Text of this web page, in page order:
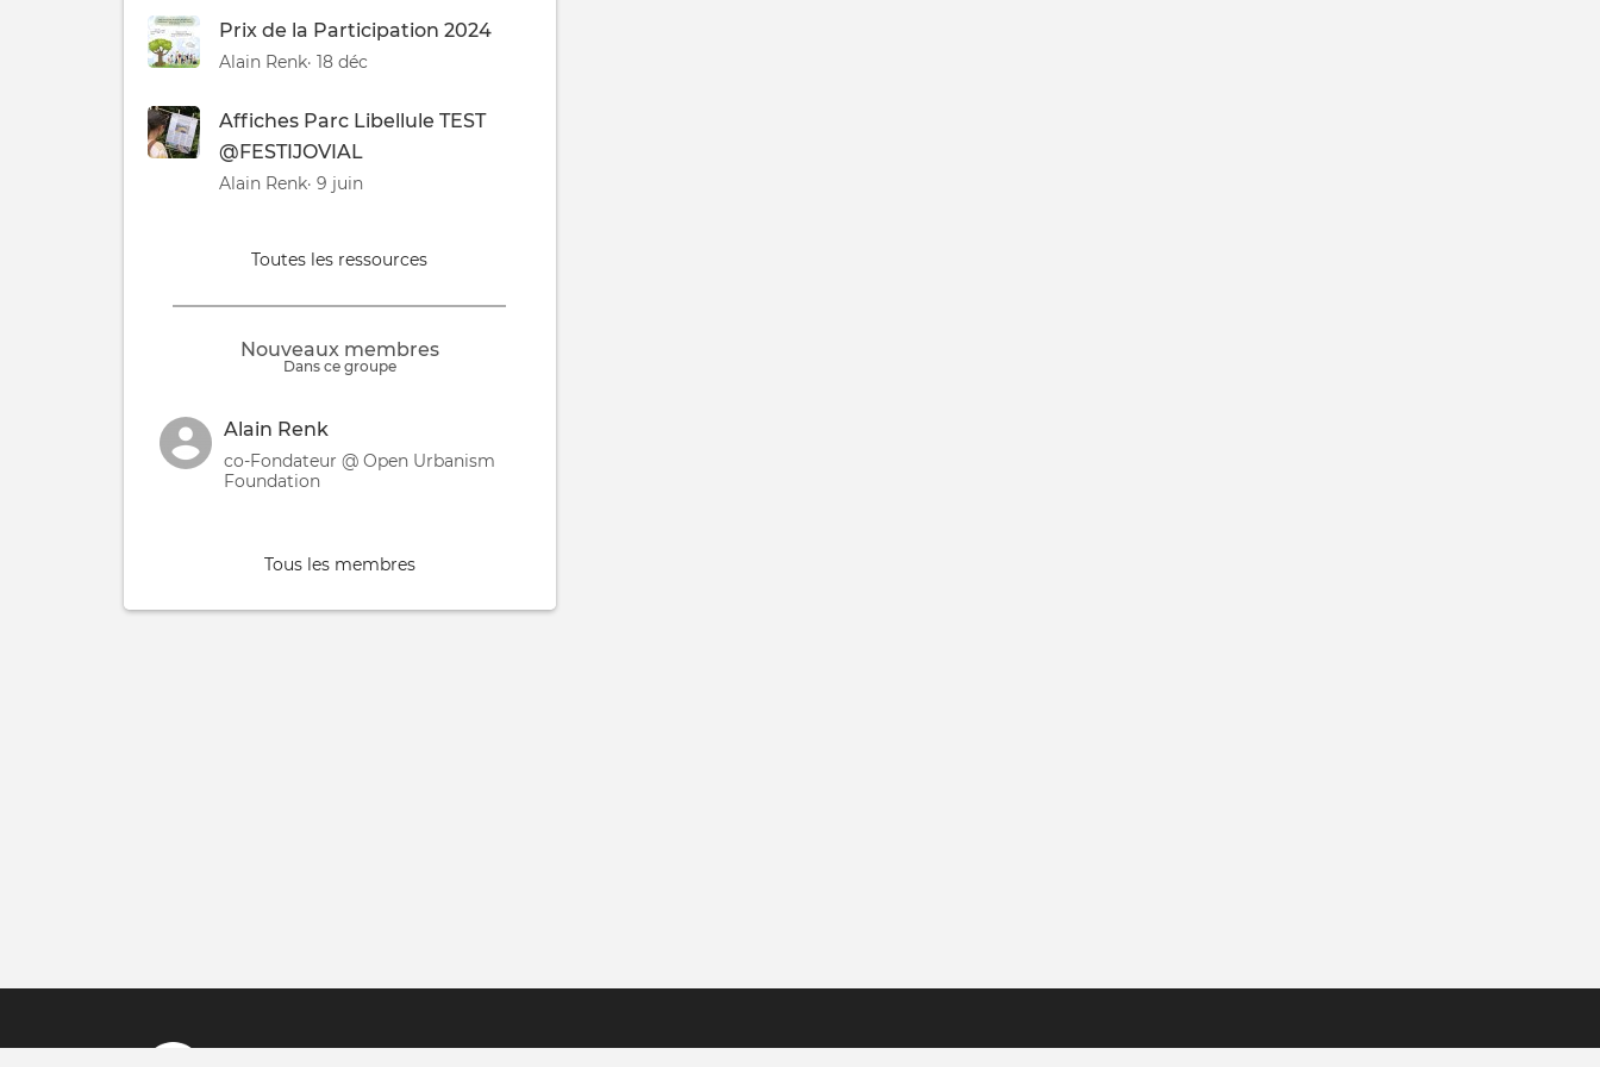
Prix de la Participation 2024
Alain Renk· 18 déc
Affiches Parc Libellule TEST
@FESTIJOVIAL
Alain Renk· 9 juin
Toutes les ressources
Nouveaux membres
Dans ce groupe
Alain Renk
co-Fondateur @ Open Urbanism
Foundation
Tous les membres